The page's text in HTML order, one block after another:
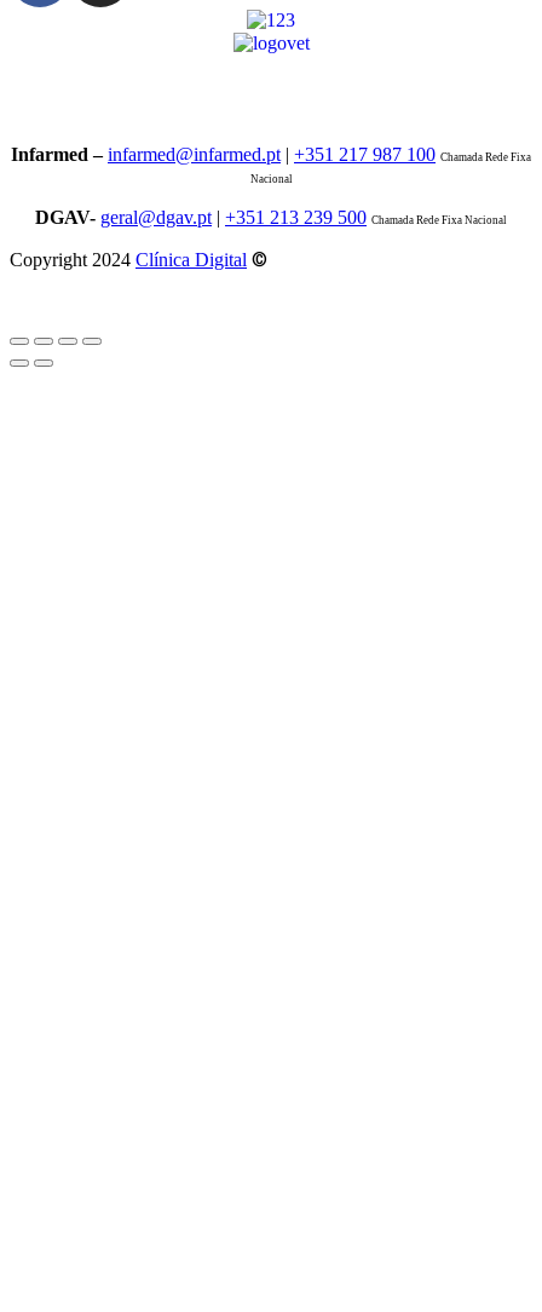
Infarmed –infarmed@infarmed.pt | +351 217 987 100 Chamada Rede Fixa
Nacional
DGAV- geral@dgav.pt | +351 213 239 500 Chamada Rede Fixa Nacional
Copyright 2024 Clínica Digital ©